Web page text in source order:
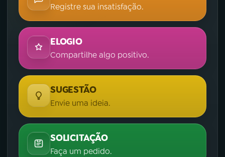
Registre sua insatisfação.
ELOGIO
Compartilhe algo positivo.
SUGESTÃO
Envie uma ideia.
SOLICITAÇÃO
Faça um pedido.